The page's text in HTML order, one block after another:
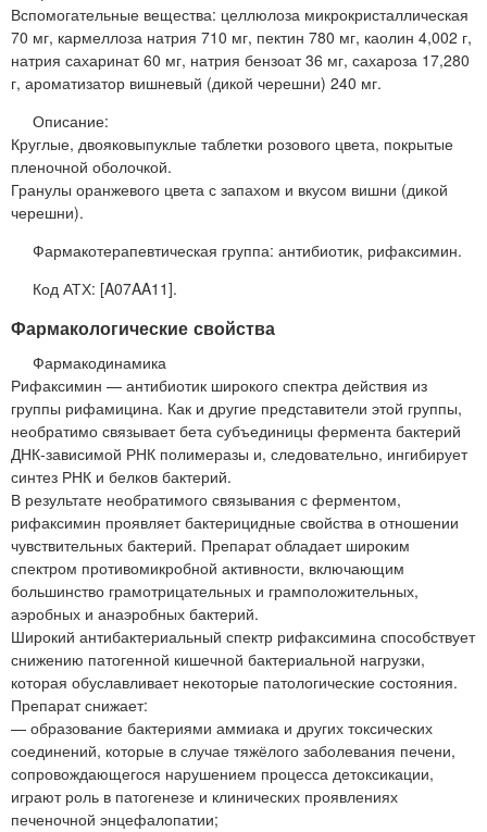
Вспомогательные вещества: целлюлоза микрокристаллическая
70 мг, кармеллоза натрия 710 мг, пектин 780 мг, каолин 4,002 г,
натрия сахаринат 60 мг, натрия бензоат 36 мг, сахароза 17,280
г, ароматизатор вишневый (дикой черешни) 240 мг.
Описание:
Круглые, двояковыпуклые таблетки розового цвета, покрытые
пленочной оболочкой.
Гранулы оранжевого цвета с запахом и вкусом вишни (дикой
черешни).
Фармакотерапевтическая группа: антибиотик, рифаксимин.
Код АТХ: [A07AA11].
Фармакологические свойства
Фармакодинамика
Рифаксимин — антибиотик широкого спектра действия из
группы рифамицина. Как и другие представители этой группы,
необратимо связывает бета субъединицы фермента бактерий
ДНК-зависимой РНК полимеразы и, следовательно, ингибирует
синтез РНК и белков бактерий.
В результате необратимого связывания с ферментом,
рифаксимин проявляет бактерицидные свойства в отношении
чувствительных бактерий. Препарат обладает широким
спектром противомикробной активности, включающим
большинство грамотрицательных и грамположительных,
аэробных и анаэробных бактерий.
Широкий антибактериальный спектр рифаксимина способствует
снижению патогенной кишечной бактериальной нагрузки,
которая обуславливает некоторые патологические состояния.
Препарат снижает:
— образование бактериями аммиака и других токсических
соединений, которые в случае тяжёлого заболевания печени,
сопровождающегося нарушением процесса детоксикации,
играют роль в патогенезе и клинических проявлениях
печеночной энцефалопатии;